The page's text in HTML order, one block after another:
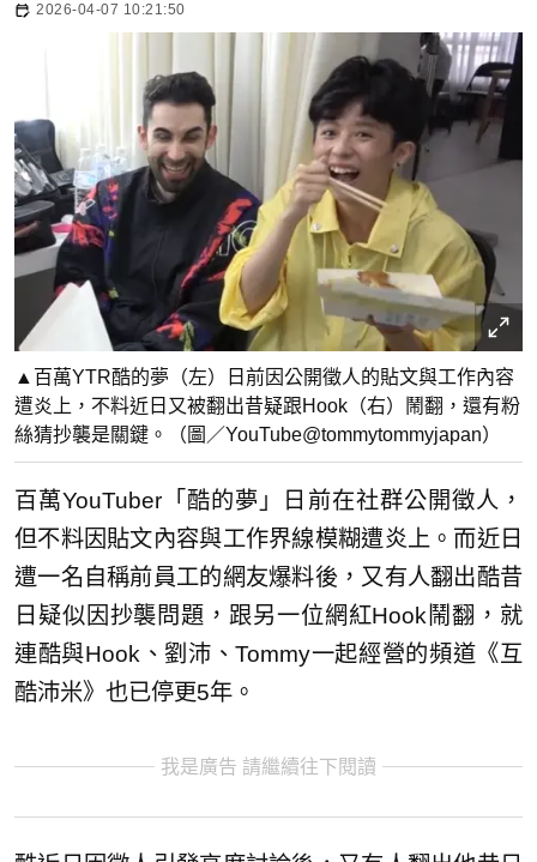
2026-04-07 10:21:50
▲百萬YTR酷的夢（左）日前因公開徵人的貼文與工作內容
遭炎上，不料近日又被翻出昔疑跟Hook（右）鬧翻，還有粉
絲猜抄襲是關鍵。（圖／YouTube@tommytommyjapan）
百萬YouTuber「酷的夢」日前在社群公開徵人，
但不料因貼文內容與工作界線模糊遭炎上。而近日
遭一名自稱前員工的網友爆料後，又有人翻出酷昔
日疑似因抄襲問題，跟另一位網紅Hook鬧翻，就
連酷與Hook、劉沛、Tommy一起經營的頻道《互
酷沛米》也已停更5年。
我是廣告 請繼續往下閱讀